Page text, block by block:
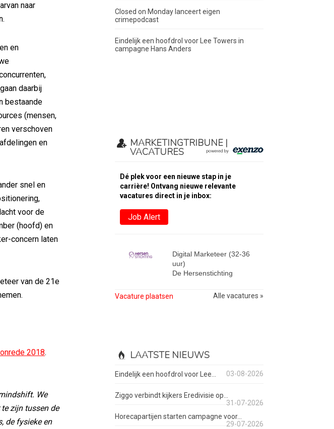
naar
en
daarbij
bestaande
(mensen,
verschoven
en
snel en
voor de
(hoofd) en
concern laten
van de 21e
2018.
We
zijn tussen de
de fysieke en
Closed on Monday lanceert eigen
crimepodcast
Eindelijk een hoofdrol voor Lee Towers in
campagne Hans Anders
MARKETINGTRIBUNE |
VACATURES
Dé plek voor een nieuwe stap in je
carrière! Ontvang nieuwe relevante
vacatures direct in je inbox:
Job Alert
Digital Marketeer (32-36
uur)
De Hersenstichting
Vacature plaatsen Alle vacatures »
LAATSTE NIEUWS
Eindelijk een hoofdrol voor Lee... 03-08-2026
Ziggo verbindt kijkers Eredivisie op...
31-07-2026
Horecapartijen starten campagne voor...
29-07-2026